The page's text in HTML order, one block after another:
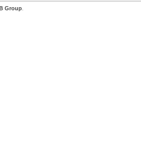
Group.